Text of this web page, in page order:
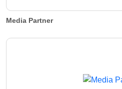
Media Partner